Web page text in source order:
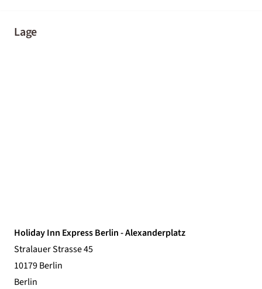
Lage
Holiday Inn Express Berlin - Alexanderplatz
Stralauer Strasse 45
10179 Berlin
Berlin